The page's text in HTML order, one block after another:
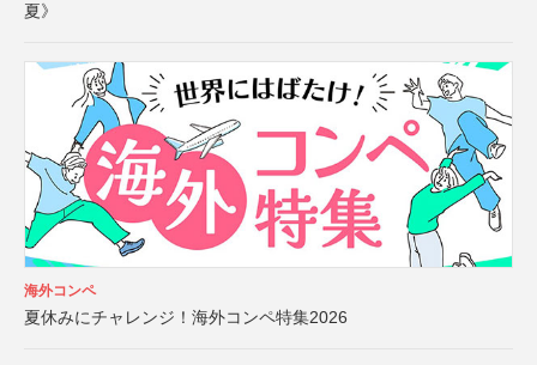
夏》
海外コンペ
夏休みにチャレンジ！海外コンペ特集2026